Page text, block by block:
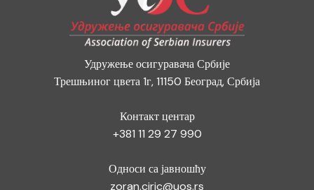
Удружење осигуравача Србије
Трешњиног цвета 1г, 11150 Београд, Србија
Контакт центар
+381 11 29 27 990
Односи са јавношћу
zoran.ciric@uos.rs